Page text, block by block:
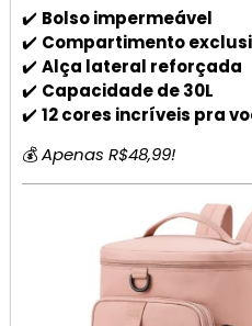
✔️ Bolso impermeável
✔️ Compartimento
✔️Alça lateral reforçada
✔️ Capacidade de 30L
✔️12 cores incríveis pra
💰Apenas R$48,99!